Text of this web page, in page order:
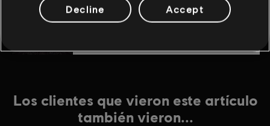
Escape from Durgesh Prison
$7.29
Los clientes que vieron este artículo
también vieron...
Decline Accept